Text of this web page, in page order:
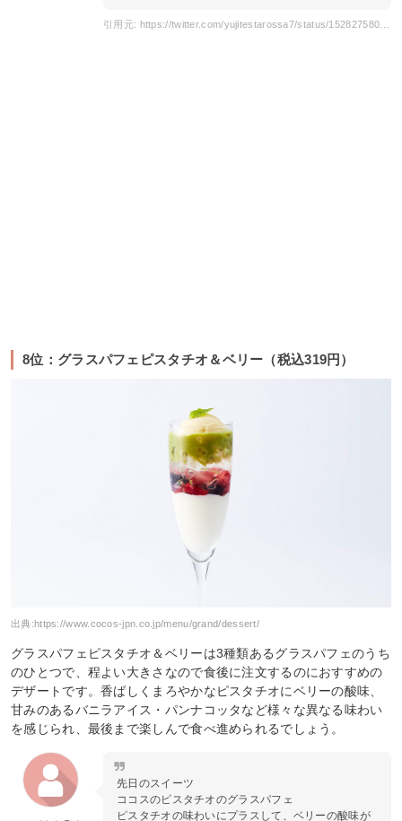
8位：グラスパフェピスタチオ＆ベリー（税込319円）
出典:https://www.cocos-jpn.co.jp/menu/grand/dessert/
グラスパフェピスタチオ＆ベリーは3種類あるグラスパフェのうち
のひとつで、程よい大きさなので食後に注文するのにおすすめの
デザートです。香ばしくまろやかなピスタチオにベリーの酸味、
甘みのあるバニラアイス・パンナコッタなど様々な異なる味わい
を感じられ、最後まで楽しんで食べ進められるでしょう。
先日のスイーツ
ココスのピスタチオのグラスパフェ
ピスタチオの味わいにプラスして、ベリーの酸味が